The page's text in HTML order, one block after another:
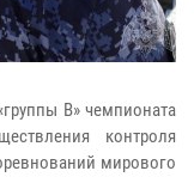
В» чемпионата
контроля
мирового